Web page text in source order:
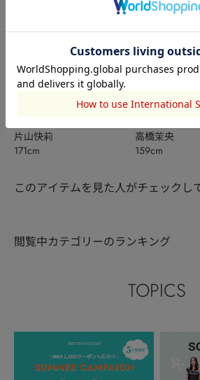
BOWL
片山快莉
171cm
BOWL
高橋茉央
159cm
このアイテムを見た人がチェックし
閲覧中カテゴリーのランキング
TOPICS